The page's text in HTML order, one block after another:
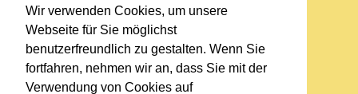
Wir verwenden Cookies, um unsere
Webseite für Sie möglichst
benutzerfreundlich zu gestalten. Wenn Sie
fortfahren, nehmen wir an, dass Sie mit der
Verwendung von Cookies auf
im Pfad:Übers Bier/Brauereien/Fundstücke und
Informationen zu Ottakringer
Erstellt: 2026-08-09
Links